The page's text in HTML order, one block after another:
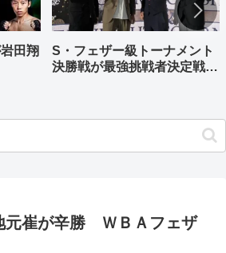
田翔
S・フェザー級トーナメント
決勝戦が最強挑戦者決定戦兼
元崔が辛勝 ＷＢＡフェザ